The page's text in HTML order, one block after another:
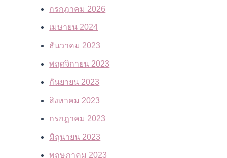
กรกฎาคม 2026
เมษายน 2024
ธันวาคม 2023
พฤศจิกายน 2023
กันยายน 2023
สิงหาคม 2023
กรกฎาคม 2023
มิถุนายน 2023
พฤษภาคม 2023